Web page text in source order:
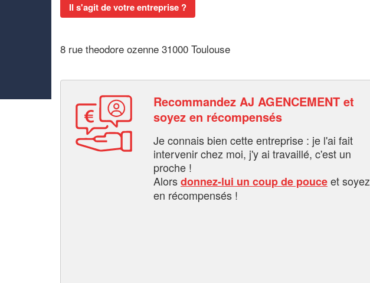
Il s'agit de votre entreprise ?
8 rue theodore ozenne 31000 Toulouse
Recommandez AJ AGENCEMENT et
soyez en récompensés
Je connais bien cette entreprise : je l'ai fait
intervenir chez moi, j'y ai travaillé, c'est un
proche !
Alorsdonnez-lui un coup de pouceet soyez
en récompensés !